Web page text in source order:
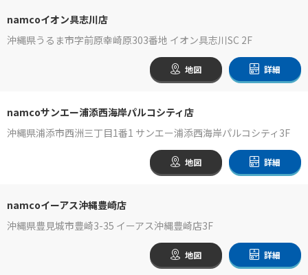
namcoイオン具志川店
沖縄県うるま市字前原幸崎原303番地 イオン具志川SC 2F
地図 詳細
namcoサンエー浦添西海岸パルコシティ店
沖縄県浦添市西洲三丁目1番1 サンエー浦添西海岸パルコシティ3F
地図 詳細
namcoイーアス沖縄豊崎店
沖縄県豊見城市豊崎3-35 イーアス沖縄豊崎店3F
地図 詳細